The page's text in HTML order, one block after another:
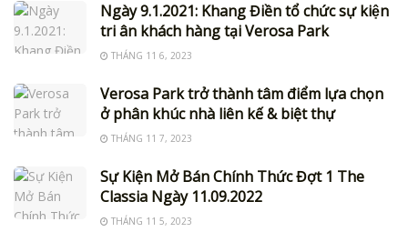
Ngày 9.1.2021: Khang Điền tổ chức sự kiện
tri ân khách hàng tại Verosa Park
THÁNG 11 6, 2023
Verosa Park trở thành tâm điểm lựa chọn
ở phân khúc nhà liên kế & biệt thự
THÁNG 11 7, 2023
Sự Kiện Mở Bán Chính Thức Đợt 1 The
Classia Ngày 11.09.2022
THÁNG 11 5, 2023